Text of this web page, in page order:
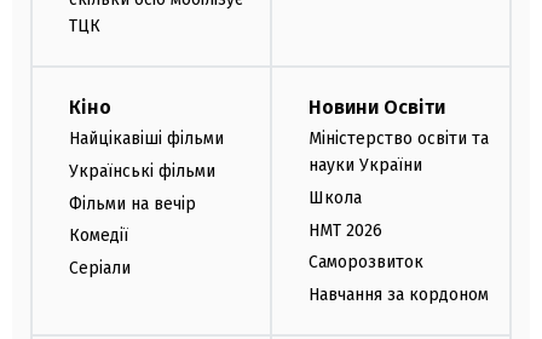
ТЦК
Кіно
Найцікавіші фільми
Українські фільми
Фільми на вечір
Комедії
Серіали
Новини Освіти
Міністерство освіти та
науки України
Школа
НМТ 2026
Саморозвиток
Навчання за кордоном